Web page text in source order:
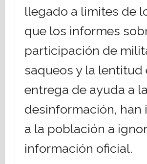
llegado a limites de
que los informes
participación de
saqueos y la lentitud
entrega de ayuda a la
desinformación, han
a la población a
información oficial.